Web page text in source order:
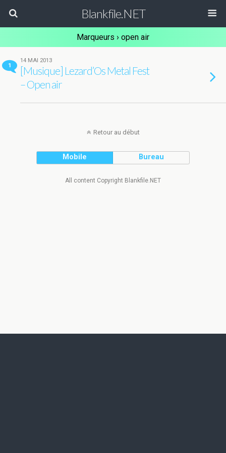
Blankfile.NET
Marqueurs › open air
1
14 MAI 2013
[Musique] Lezard’Os Metal Fest
– Open air
Retour au début
Mobile Bureau
All content Copyright Blankfile.NET